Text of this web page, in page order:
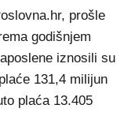
prošle
godišnjem
iznosili su
131,4 milijun
plaća 13.405